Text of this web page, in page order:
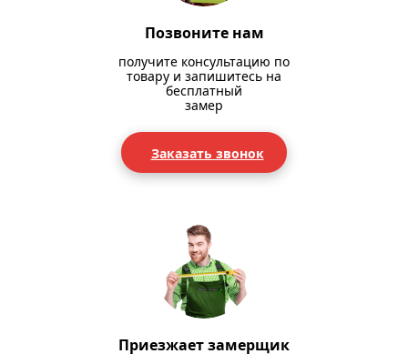
Позвоните нам
получите консультацию по
товару и запишитесь на
бесплатный
замер
Заказать звонок
Приезжает замерщик